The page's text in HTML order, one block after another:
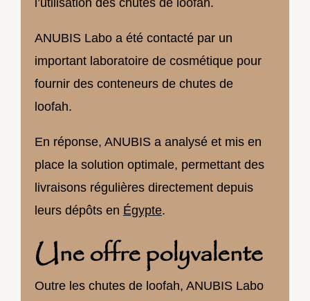
l’utilisation des chutes de loofah.
ANUBIS Labo a été contacté par un
important laboratoire de cosmétique pour
fournir des conteneurs de chutes de
loofah.
En réponse, ANUBIS a analysé et mis en
place la solution optimale, permettant des
livraisons régulières directement depuis
leurs dépôts en Égypte.
Une offre polyvalente
Outre les chutes de loofah, ANUBIS Labo